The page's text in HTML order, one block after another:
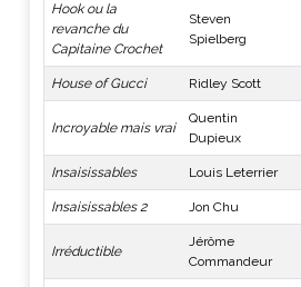
Hook ou la
revanche du
Capitaine Crochet
Steven
Spielberg
House of Gucci Ridley Scott
Incroyable mais vrai
Quentin
Dupieux
Insaisissables Louis Leterrier
Insaisissables 2 Jon Chu
Irréductible
Jérôme
Commandeur